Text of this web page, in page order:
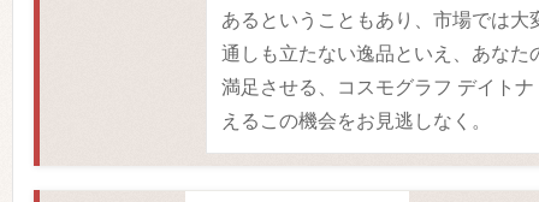
あるということもあり、市場では大
通しも立たない逸品といえ、あなた
満足させる、コスモグラフ デイト
えるこの機会をお見逃しなく。